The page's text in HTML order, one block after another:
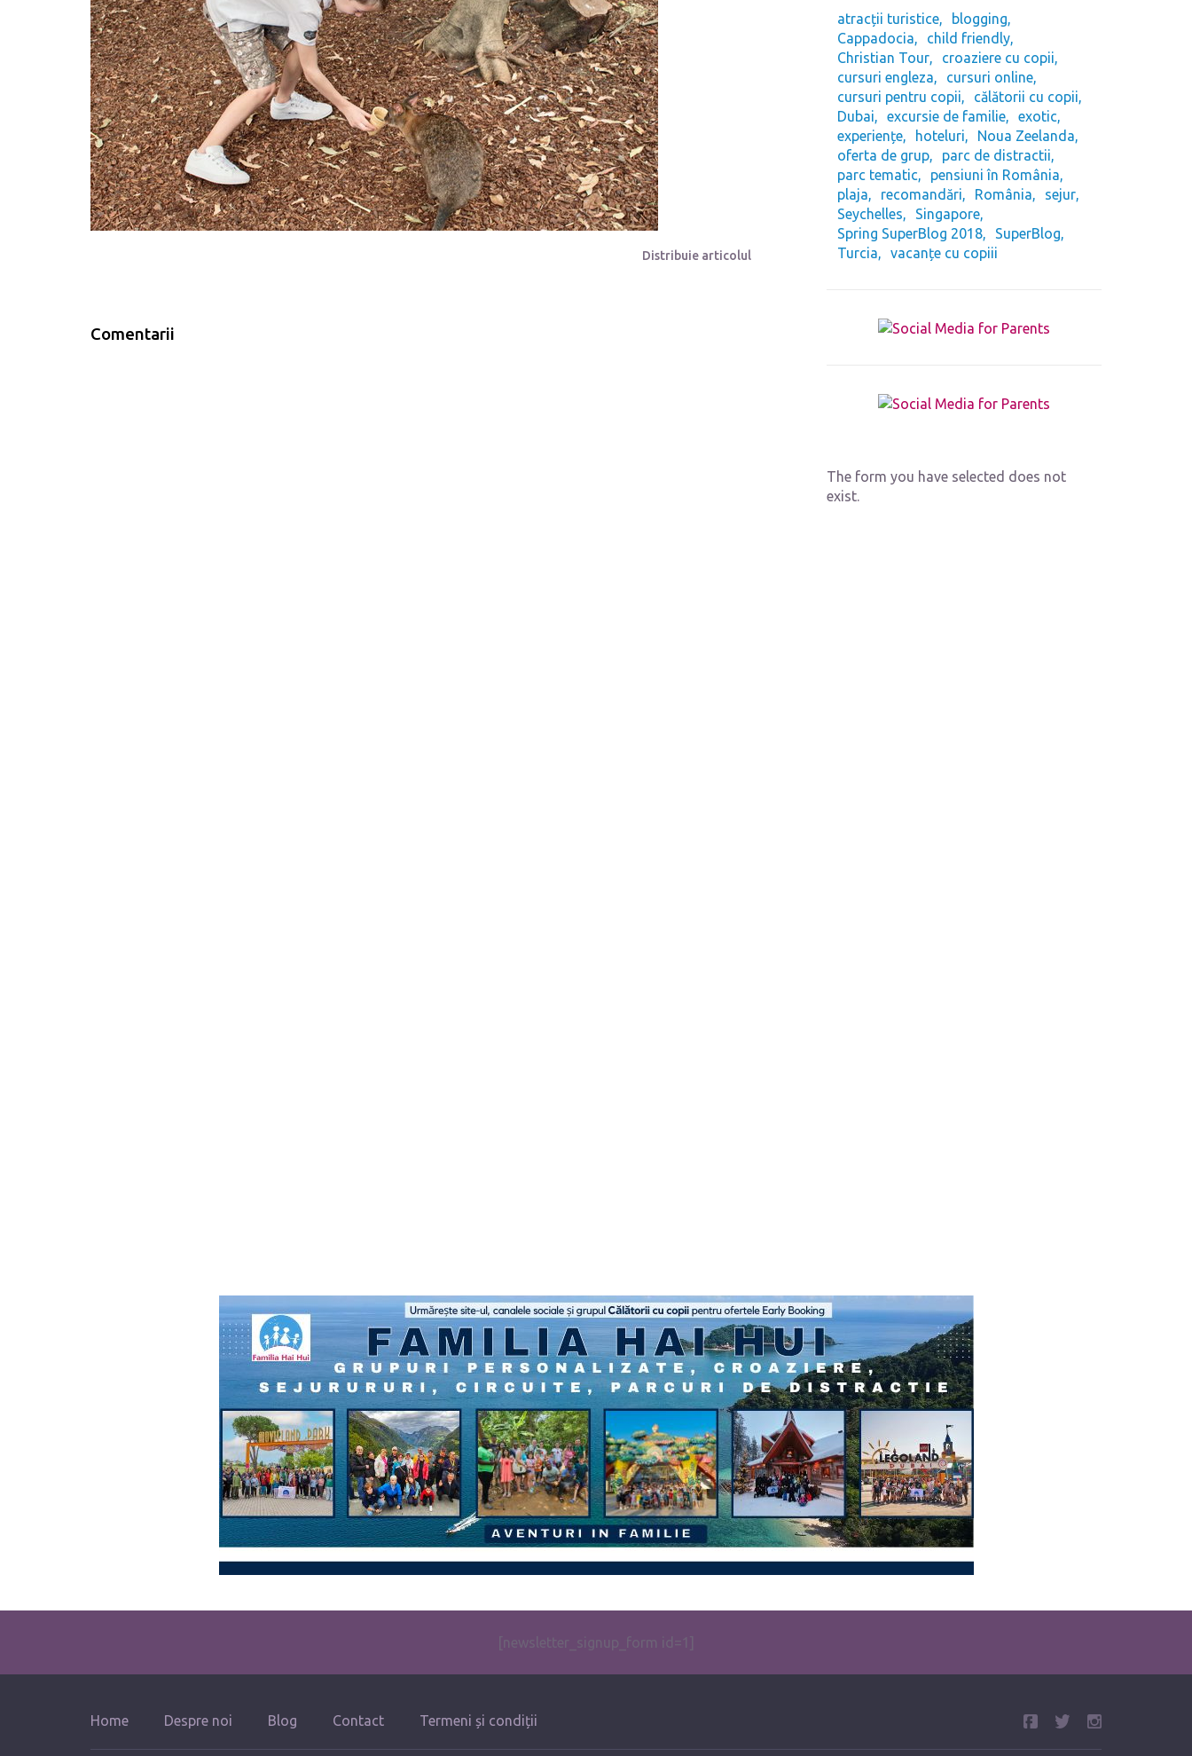
Distribuie articolul
Comentarii
atracții turistice
blogging
Cappadocia
child friendly
Christian Tour
croaziere cu copii
cursuri engleza
cursuri online
cursuri pentru copii
călătorii cu copii
Dubai
excursie de familie
exotic
experiențe
hoteluri
Noua Zeelanda
oferta de grup
parc de distractii
parc tematic
pensiuni în România
plaja
recomandări România
sejur
Seychelles
Singapore
Spring SuperBlog 2018
SuperBlog
Turcia
vacanțe cu copiii
The form you have selected does not
exist.
[newsletter_signup_form id=1]
Home Despre noi Blog Contact Termeni și condiții